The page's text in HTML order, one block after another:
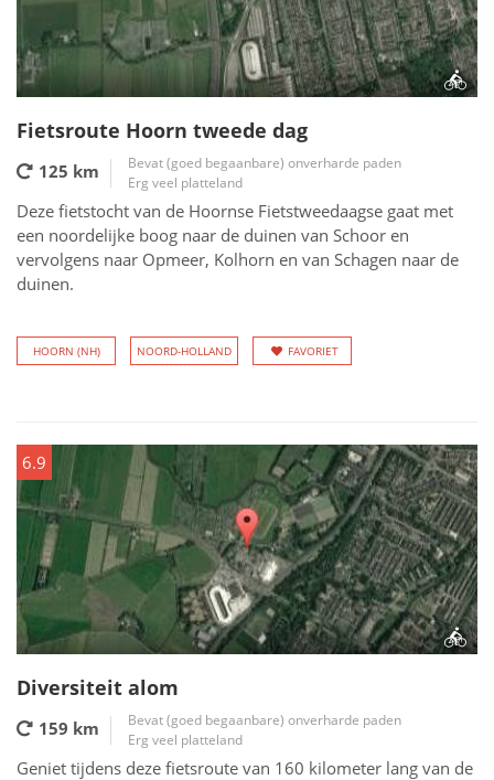
Fietsroute Hoorn tweede dag
125 km
Bevat (goed begaanbare) onverharde paden
Erg veel platteland
Deze fietstocht van de Hoornse Fietstweedaagse gaat met
een noordelijke boog naar de duinen van Schoor en
vervolgens naar Opmeer, Kolhorn en van Schagen naar de
duinen.
HOORN (NH) NOORD-HOLLAND FAVORIET
6.9
Diversiteit alom
159 km
Bevat (goed begaanbare) onverharde paden
Erg veel platteland
Geniet tijdens deze fietsroute van 160 kilometer lang van de